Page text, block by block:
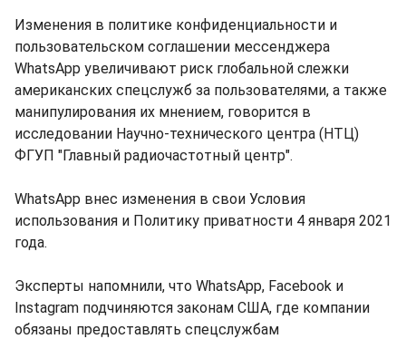
Изменения в политике конфиденциальности и
пользовательском соглашении мессенджера
WhatsApp увеличивают риск глобальной слежки
американских спецслужб за пользователями, а также
манипулирования их мнением, говорится в
исследовании Научно-технического центра (НТЦ)
ФГУП "Главный радиочастотный центр".
WhatsApp внес изменения в свои Условия
использования и Политику приватности 4 января 2021
года.
Эксперты напомнили, что WhatsApp, Facebook и
Instagram подчиняются законам США, где компании
обязаны предоставлять спецслужбам